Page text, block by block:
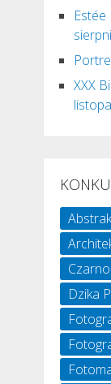
XXX
Dzika